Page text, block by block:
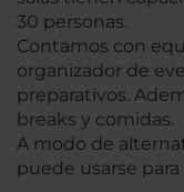
30 personas.
Contamos con
organizador de
preparativos.
breaks y comidas.
A modo de
puede usarse